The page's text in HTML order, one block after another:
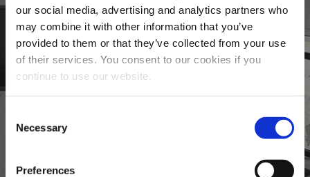
our social media, advertising and analytics partners who
may combine it with other information that you’ve
provided to them or that they’ve collected from your use
of their services. You consent to our cookies if you
continue to use our website.
Selection
Necessary
Preferences